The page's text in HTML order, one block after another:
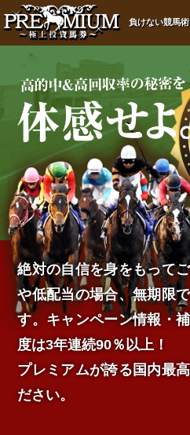
負けない競馬
絶対の自信を身をもって
や低配当の場合、無期限
す。キャンペーン情報・
度は3年連続90％以上！
プレミアムが誇る国内最
ださい。